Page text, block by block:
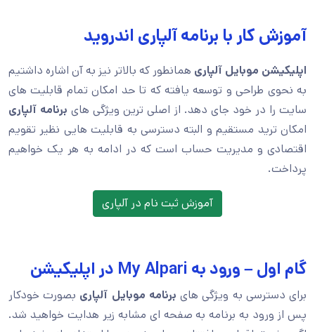
آموزش کار با برنامه آلپاری اندروید
اپلیکیشن موبایل آلپاری همانطور که بالاتر نیز به آن اشاره داشتیم
به نحوی طراحی و توسعه یافته که تا حد امکان تمام قابلیت های
سایت را در خود جای دهد. از اصلی ترین ویژگی هایبرنامه آلپاری
امکان ترید مستقیم و البته دسترسی به قابلیت هایی نظیر تقویم
اقتصادی و مدیریت حساب است که در ادامه به هر یک خواهیم
پرداخت.
آموزش ثبت نام در آلپاری
گام اول – ورود به My Alpari در اپلیکیشن
برای دسترسی به ویژگی هایبرنامه موبایل آلپاری بصورت خودکار
پس از ورود به برنامه به صفحه ای مشابه زیر هدایت خواهید شد.